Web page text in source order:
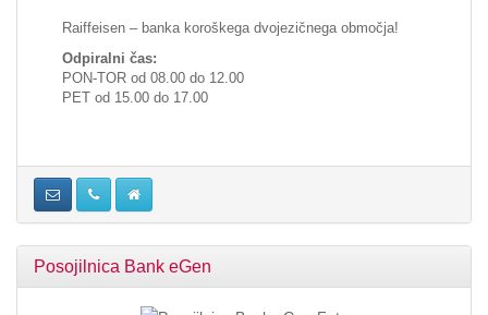
Raiffeisen – banka koroškega dvojezičnega območja!
Odpiralni čas:
PON-TOR od 08.00 do 12.00
PET od 15.00 do 17.00
Posojilnica Bank eGen